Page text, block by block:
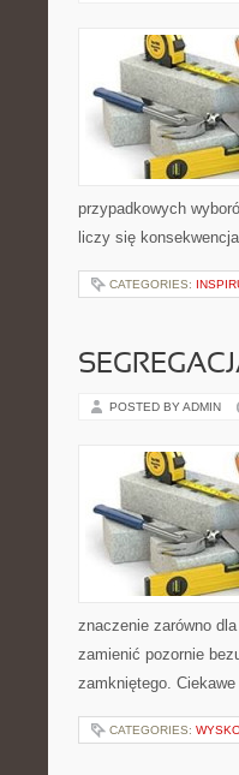
przypadkowych
liczy się
CATEGORIES:
POSTED BY ADMIN
znaczenie zarówno
zamienić pozornie
zamkniętego.
CATEGORIES: